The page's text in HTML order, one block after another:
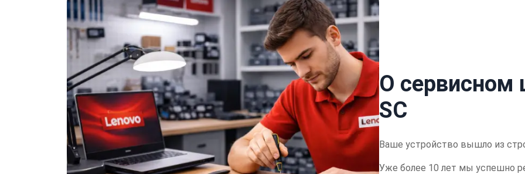
О сервисном
SC
Ваше устройство вышло из
Уже более 10 лет мы успешно